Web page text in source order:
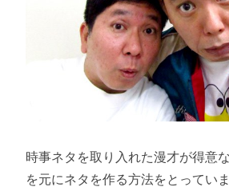
時事ネタを取り入れた漫才が得意
を元にネタを作る方法をとっていま